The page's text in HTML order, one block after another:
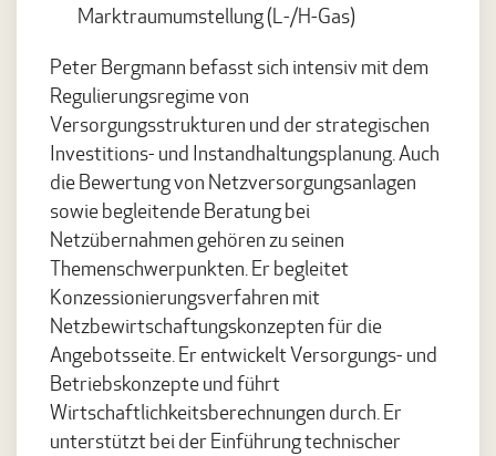
Marktraumumstellung (L-/H-Gas)
Peter Bergmann befasst sich intensiv mit dem
Regulierungsregime von
Versorgungsstrukturen und der strategischen
Investitions- und Instandhaltungsplanung. Auch
die Bewertung von Netzversorgungsanlagen
sowie begleitende Beratung bei
Netzübernahmen gehören zu seinen
Themenschwerpunkten. Er begleitet
Konzessionierungsverfahren mit
Netzbewirtschaftungskonzepten für die
Angebotsseite. Er entwickelt Versorgungs- und
Betriebskonzepte und führt
Wirtschaftlichkeitsberechnungen durch. Er
unterstützt bei der Einführung technischer